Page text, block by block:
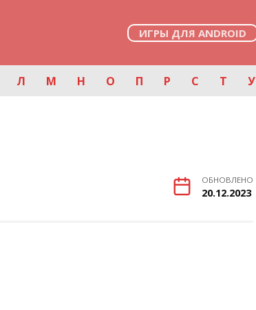
ИГРЫ ДЛЯ ANDROID
Л М Н О П Р С Т У
ОБНОВЛЕНО
20.12.2023